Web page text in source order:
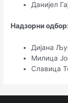
Данијел
Надзорни одбор:
Дијана
Милица
Славица